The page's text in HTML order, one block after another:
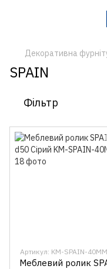
Декоративна
SPAIN
Фільтр
Артикул: KM-SPAIN-
Меблевий ролик